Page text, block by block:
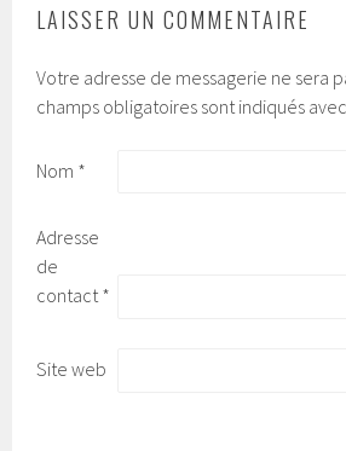
LAISSER UN COMMENTAIRE
Votre adresse de messagerie ne sera
champs obligatoires sont indiqués avec
Nom *
Adresse
de
contact*
Site web